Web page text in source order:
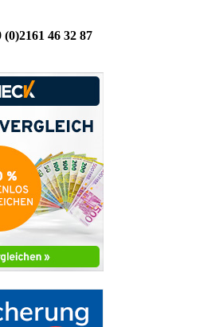
(0)2161 46 32 87